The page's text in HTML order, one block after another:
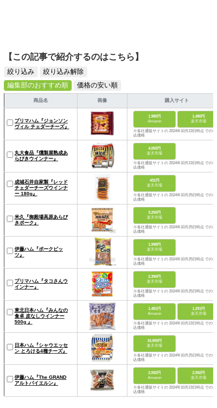
【この記事で紹介するのはこちら】
絞り込み
絞り込み解除
編集部のおすすめ順
価格の安い順
商品名 画像 購入サイト
プリマハム『ジョンソン
ヴィル チェダーチーズ』
1,980円
Amazon
1,480円
楽天市場
※各社通販サイトの 2024年10月23日時点 での税
込価格
丸大食品『燻製屋熟成あ
らびきウインナー』
4,050円
楽天市場
※各社通販サイトの 2024年10月23日時点 での税
込価格
成城石井自家製『レッド
チェダーチーズウインナ
ー 180g』
431円
楽天市場
※各社通販サイトの 2024年10月25日時点 での税
込価格
米久『御殿場高原あらび
きポーク』
3,250円
楽天市場
※各社通販サイトの 2024年10月25日時点 での税
込価格
伊藤ハム『ポークビッ
ツ』
1,998円
楽天市場
※各社通販サイトの 2024年10月25日時点 での税
込価格
プリマハム『タコさんウ
インナー』
2,390円
楽天市場
※各社通販サイトの 2024年10月25日時点 での税
込価格
東北日本ハム『みんなの
食卓 皮なしウインナー
500g 』
1,481円
Amazon
1,291円
楽天市場
※各社通販サイトの 2024年10月23日時点 での税
込価格
日本ハム『シャウエッセ
ン とろける4種チーズ』
15,000円
楽天市場
※各社通販サイトの 2024年10月25日時点 での税
込価格
伊藤ハム『The GRAND
アルトバイエルン』
2,592円
Amazon
2,592円
楽天市場
※各社通販サイトの 2024年10月23日時点 での税
込価格